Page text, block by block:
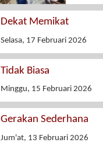
Dekat Memikat
Selasa, 17 Februari 2026
Tidak Biasa
Minggu, 15 Februari 2026
Gerakan Sederhana
Jum'at, 13 Februari 2026